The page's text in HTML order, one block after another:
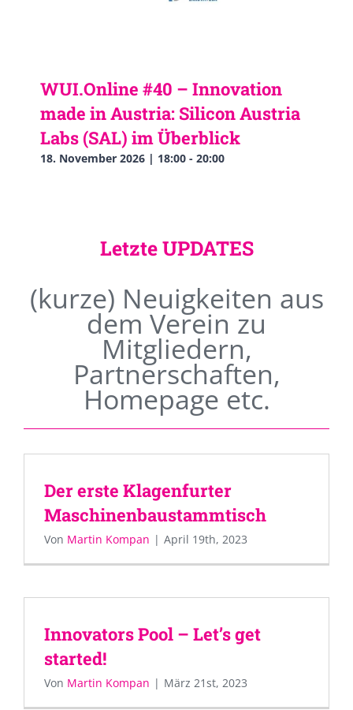
WUI.Online #40 – Innovation
made in Austria: Silicon Austria
Labs (SAL) im Überblick
18. November 2026 | 18:00 - 20:00
Letzte UPDATES
(kurze) Neuigkeiten aus
dem Verein zu
Mitgliedern,
Partnerschaften,
Homepage etc.
Der erste Klagenfurter
Maschinenbaustammtisch
Von Martin Kompan | April 19th, 2023
Innovators Pool – Let’s get
started!
Von Martin Kompan | März 21st, 2023